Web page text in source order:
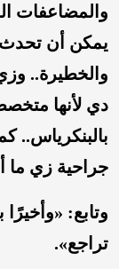
والمضاعفات
يمكن أن تحدث
والخطيرة..
دي لأنها
جراحية زي ما
وتابع:
تراجع».